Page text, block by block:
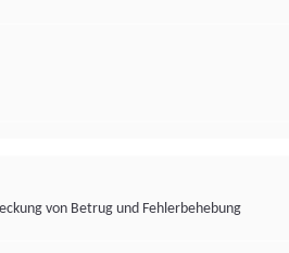
von Betrug und Fehlerbehebung